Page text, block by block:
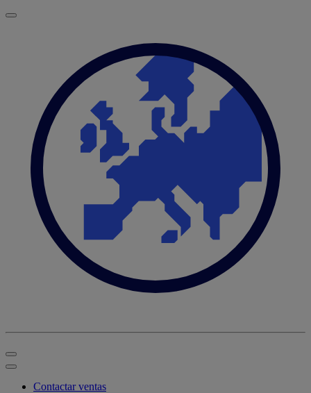
Contactar ventas